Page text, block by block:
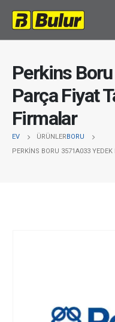
Perkins
Parça Fiyat
Firmalar
EV ÜRÜNLERBORU
PERKINS BORU 3571A033